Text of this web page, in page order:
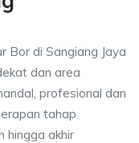
Bor di Sangiang Jaya
dan area
profesional dan
tahap
hingga akhir